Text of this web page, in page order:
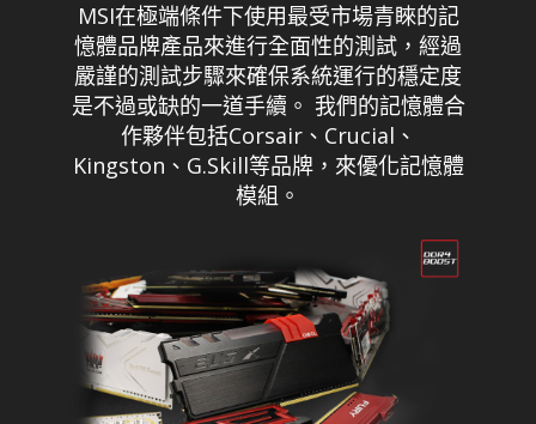
MSI在極端條件下使用最受市場青睞的記
憶體品牌產品來進行全面性的測試，經過
嚴謹的測試步驟來確保系統運行的穩定度
是不過或缺的一道手續。 我們的記憶體合
作夥伴包括Corsair、Crucial、
Kingston、G.Skill等品牌，來優化記憶體
模組。